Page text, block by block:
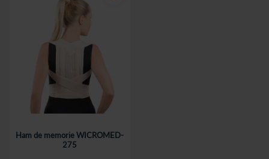
Ham de memorie WICROMED-
275